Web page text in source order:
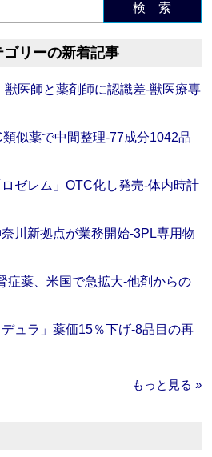
検 索
リーの新着記事
獣医師と薬剤師に認識差‐獣医療専
類似薬で中間整理‐77成分1042品
ゼレム」OTC化し発売‐体内時計
川新拠点が業務開始‐3PL専用物
症薬、米国で急拡大‐他剤からの
ュラ」薬価15％下げ‐8品目の再
もっと見る »